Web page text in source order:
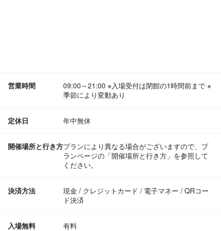
営業時間
09:00～21:00 ※入場受付は閉館の1時間前まで ※
季節により変動あり
定休日 年中無休
開催場所と行き方プランにより異なる場合がございますので、プ
ランページの「開催場所と行き方」を参照して
ください。
決済方法
現金 / クレジットカード / 電子マネー / QRコー
ド決済
入場無料 有料